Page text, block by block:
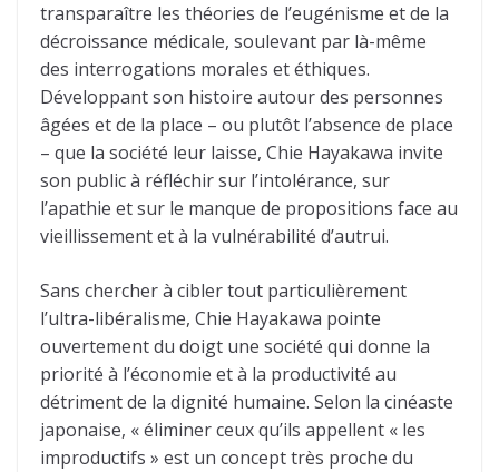
transparaître les théories de l’eugénisme et de la
décroissance médicale, soulevant par là-même
des interrogations morales et éthiques.
Développant son histoire autour des personnes
âgées et de la place – ou plutôt l’absence de place
– que la société leur laisse, Chie Hayakawa invite
son public à réfléchir sur l’intolérance, sur
l’apathie et sur le manque de propositions face au
vieillissement et à la vulnérabilité d’autrui.
Sans chercher à cibler tout particulièrement
l’ultra-libéralisme, Chie Hayakawa pointe
ouvertement du doigt une société qui donne la
priorité à l’économie et à la productivité au
détriment de la dignité humaine. Selon la cinéaste
japonaise, « éliminer ceux qu’ils appellent « les
improductifs » est un concept très proche du